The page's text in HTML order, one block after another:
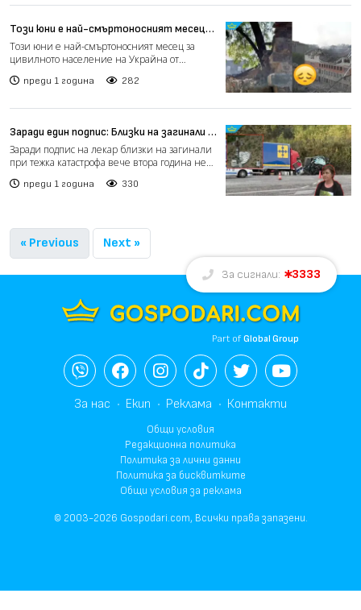
Този юни е най-смъртоносният месец
за населението на Украйна от началото
на войната
Този юни е най-смъртоносният месец за
цивилното население на Украйна от
преди 1 година 282
Заради един подпис: Близки на загинали в
катастрофа вече две години чакат
справедливост (видео)
Заради подпис на лекар близки на загинали
при тежка катастрофа вече втора година не
преди 1 година 330
« Previous Next »
За сигнали: 3333
Part ofGlobal Group
За нас Екип Реклама Контакти
Общи условия
Редакционна политика
Политика за лични данни
Политика за бисквитките
Общи условия за реклама
© 2003-2026 Gospodari.com, Всички права запазени.